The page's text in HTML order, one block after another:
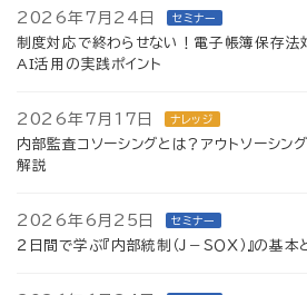
2026年7月24日 セミナー
制度対応で終わらせない！電子帳簿保存法
AI活用の実践ポイント
2026年7月17日 ナレッジ
内部監査コソーシングとは？アウトソーシ
解説
2026年6月25日 セミナー
２日間で学ぶ『内部統制（Ｊ－ＳＯＸ）』の